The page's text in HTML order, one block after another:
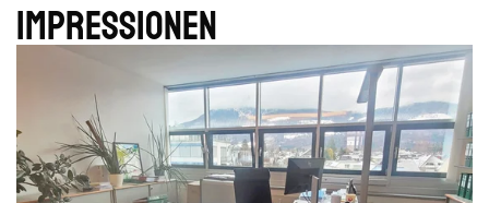
Impres­sionen